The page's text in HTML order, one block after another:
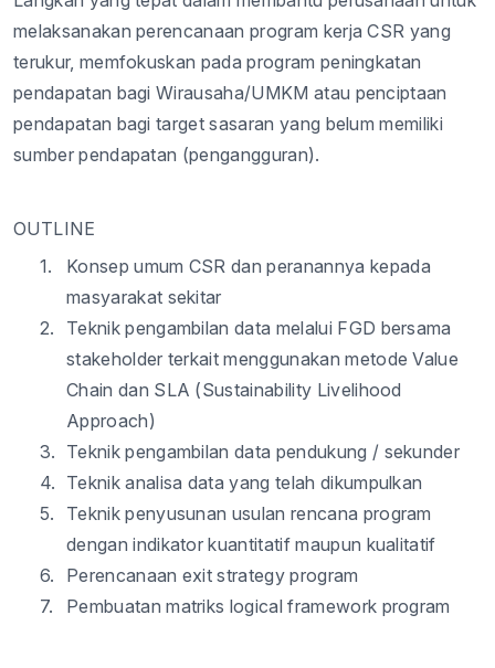
melaksanakan perencanaan program kerja CSR yang
terukur, memfokuskan pada program peningkatan
pendapatan bagi Wirausaha/UMKM atau penciptaan
pendapatan bagi target sasaran yang belum memiliki
sumber pendapatan (pengangguran).
OUTLINE
1.
Konsep umum CSR dan peranannya kepada
masyarakat sekitar
2.
Teknik pengambilan data melalui FGD bersama
stakeholder terkait menggunakan metode Value
Chain dan SLA (Sustainability Livelihood
Approach)
3. Teknik pengambilan data pendukung / sekunder
4. Teknik analisa data yang telah dikumpulkan
5.
Teknik penyusunan usulan rencana program
dengan indikator kuantitatif maupun kualitatif
6.
Perencanaan exit strategy program
7.
Pembuatan matriks logical framework program